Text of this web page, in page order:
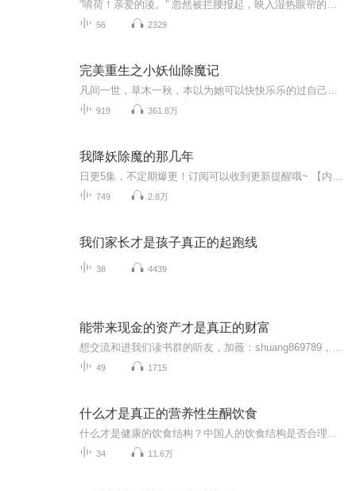
56 2329
完美重生之小妖仙除魔记
919 361.8万
我降妖除魔的那几年
749 2.8万
我们家长才是孩子真正的起跑线
38 4439
能带来现金的资产才是真正的财富
49 1715
什么才是真正的营养性生酮饮食
34 11.6万